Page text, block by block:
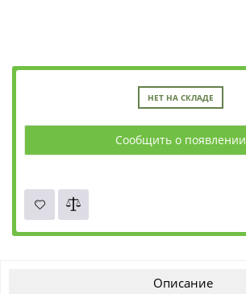
НЕТ НА СКЛАДЕ
Сообщить о появлении
Описание